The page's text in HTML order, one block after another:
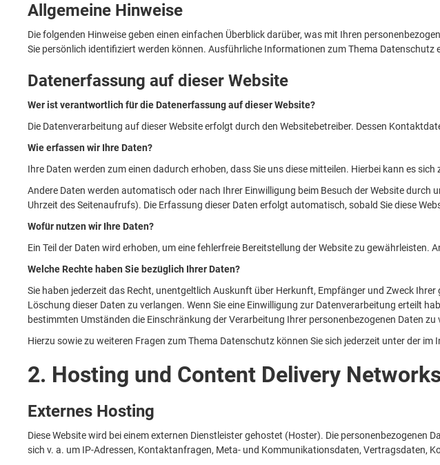
Allgemeine Hinweise
Die folgenden Hinweise geben einen einfachen Überblick darüber, was mit Ihren
Sie persönlich identifiziert werden können. Ausführliche Informationen zum Thema
Datenerfassung auf dieser Website
Wer ist verantwortlich für die Datenerfassung auf dieser Website?
Die Datenverarbeitung auf dieser Website erfolgt durch den Websitebetreiber. Dessen
Wie erfassen wir Ihre Daten?
Ihre Daten werden zum einen dadurch erhoben, dass Sie uns diese mitteilen. Hierbei kann es
Andere Daten werden automatisch oder nach Ihrer Einwilligung beim Besuch der Website
Uhrzeit des Seitenaufrufs). Die Erfassung dieser Daten erfolgt automatisch, sobald Sie diese
Wofür nutzen wir Ihre Daten?
Ein Teil der Daten wird erhoben, um eine fehlerfreie Bereitstellung der Website zu
Welche Rechte haben Sie bezüglich Ihrer Daten?
Sie haben jederzeit das Recht, unentgeltlich Auskunft über Herkunft, Empfänger und Zweck
Löschung dieser Daten zu verlangen. Wenn Sie eine Einwilligung zur Datenverarbeitung erteilt
bestimmten Umständen die Einschränkung der Verarbeitung Ihrer personenbezogenen Daten
Hierzu sowie zu weiteren Fragen zum Thema Datenschutz können Sie sich jederzeit unter der
2. Hosting und Content Delivery
Externes Hosting
Diese Website wird bei einem externen Dienstleister gehostet (Hoster). Die personenbezogenen
sich v. a. um IP-Adressen, Kontaktanfragen, Meta- und Kommunikationsdaten, Vertragsdaten,